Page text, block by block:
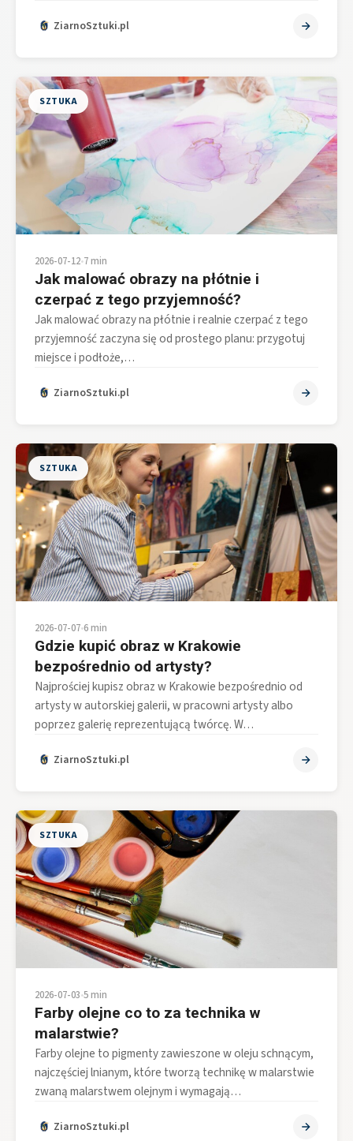
ZiarnoSztuki.pl
SZTUKA
2026-07-12•7 min
Jak malować obrazy na płótnie i
czerpać z tego przyjemność?
Jak malować obrazy na płótnie i realnie czerpać z tego
przyjemność zaczyna się od prostego planu: przygotuj
miejsce i podłoże,…
ZiarnoSztuki.pl
SZTUKA
2026-07-07•6 min
Gdzie kupić obraz w Krakowie
bezpośrednio od artysty?
Najprościej kupisz obraz w Krakowie bezpośrednio od
artysty w autorskiej galerii, w pracowni artysty albo
poprzez galerię reprezentującą twórcę. W…
ZiarnoSztuki.pl
SZTUKA
2026-07-03•5 min
Farby olejne co to za technika w
malarstwie?
Farby olejne to pigmenty zawieszone w oleju schnącym,
najczęściej lnianym, które tworzą technikę w malarstwie
zwaną malarstwem olejnym i wymagają…
ZiarnoSztuki.pl